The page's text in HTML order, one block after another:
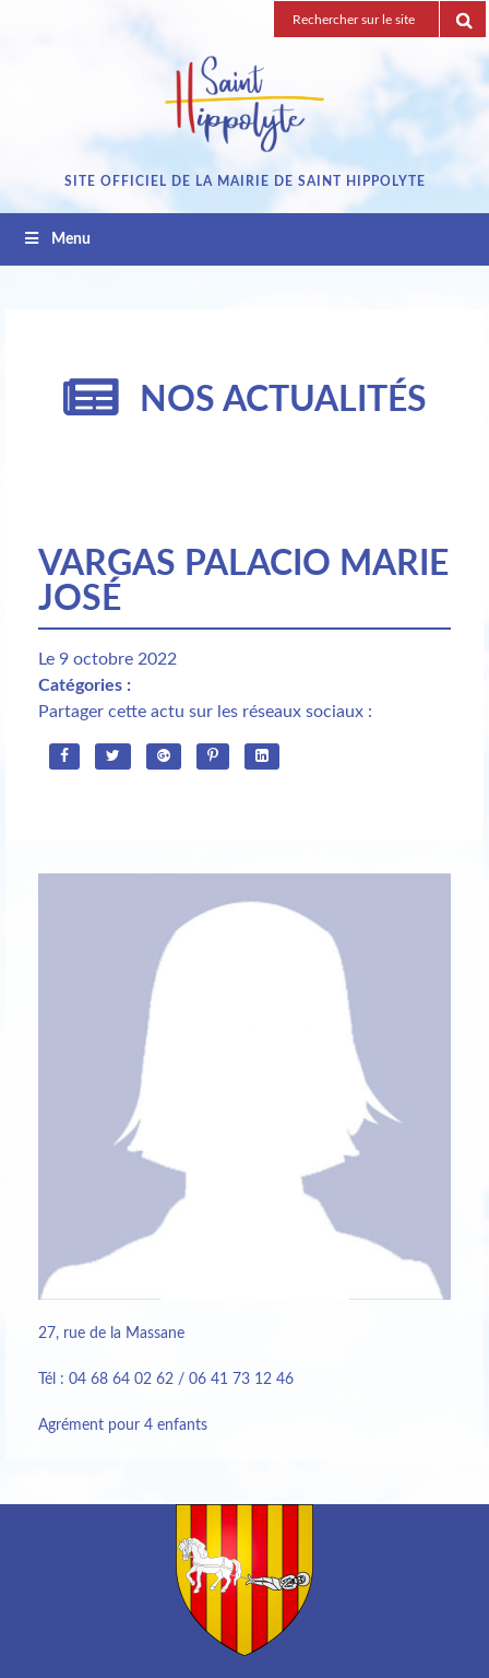
Recherche
pour
SITE OFFICIEL DE LA MAIRIE DE SAINT HIPPOLYTE
Menu
NOS ACTUALITÉS
VARGAS PALACIO MARIE
JOSÉ
Le 9 octobre 2022
Catégories :
Partager cette actu sur les réseaux sociaux :
27, rue de la Massane
Tél : 04 68 64 02 62 / 06 41 73 12 46
Agrément pour 4 enfants